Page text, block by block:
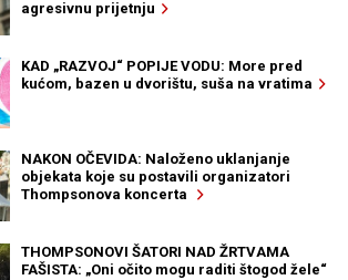
agresivnu prijetnju
KAD „RAZVOJ“ POPIJE VODU: More pred
kućom, bazen u dvorištu, suša na vratima
NAKON OČEVIDA: Naloženo uklanjanje
objekata koje su postavili organizatori
Thompsonova koncerta
THOMPSONOVI ŠATORI NAD ŽRTVAMA
FAŠISTA: „Oni očito mogu raditi štogod žele“